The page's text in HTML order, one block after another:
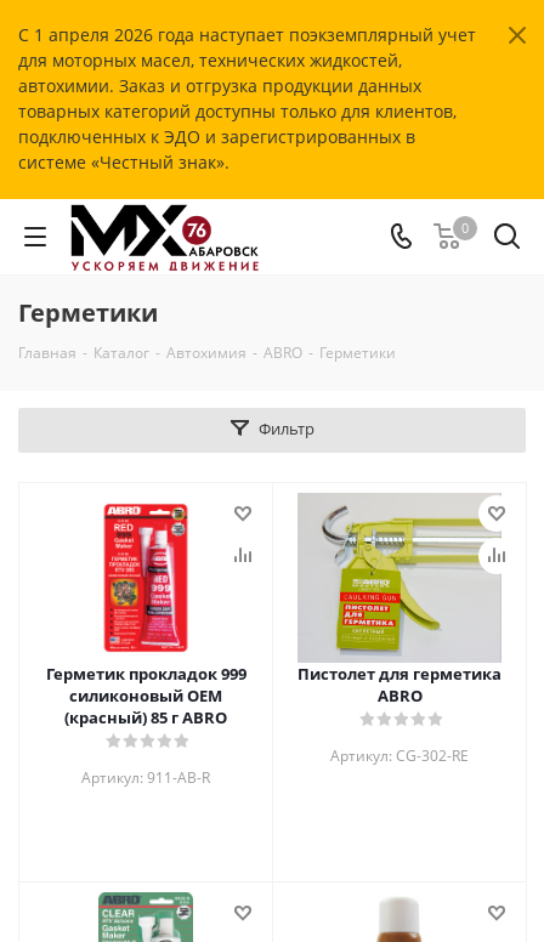
С 1 апреля 2026 года наступает поэкземплярный учет
для моторных масел, технических жидкостей,
автохимии. Заказ и отгрузка продукции данных
товарных категорий доступны только для клиентов,
подключенных к ЭДО и зарегистрированных в
системе «Честный знак».
0
Герметики
Главная - Каталог - Автохимия - ABRO - Герметики
Фильтр
Герметик прокладок 999
силиконовый OEM
(красный) 85 г ABRO
Артикул: 911-AB-R
Пистолет для герметика
ABRO
Артикул: CG-302-RE